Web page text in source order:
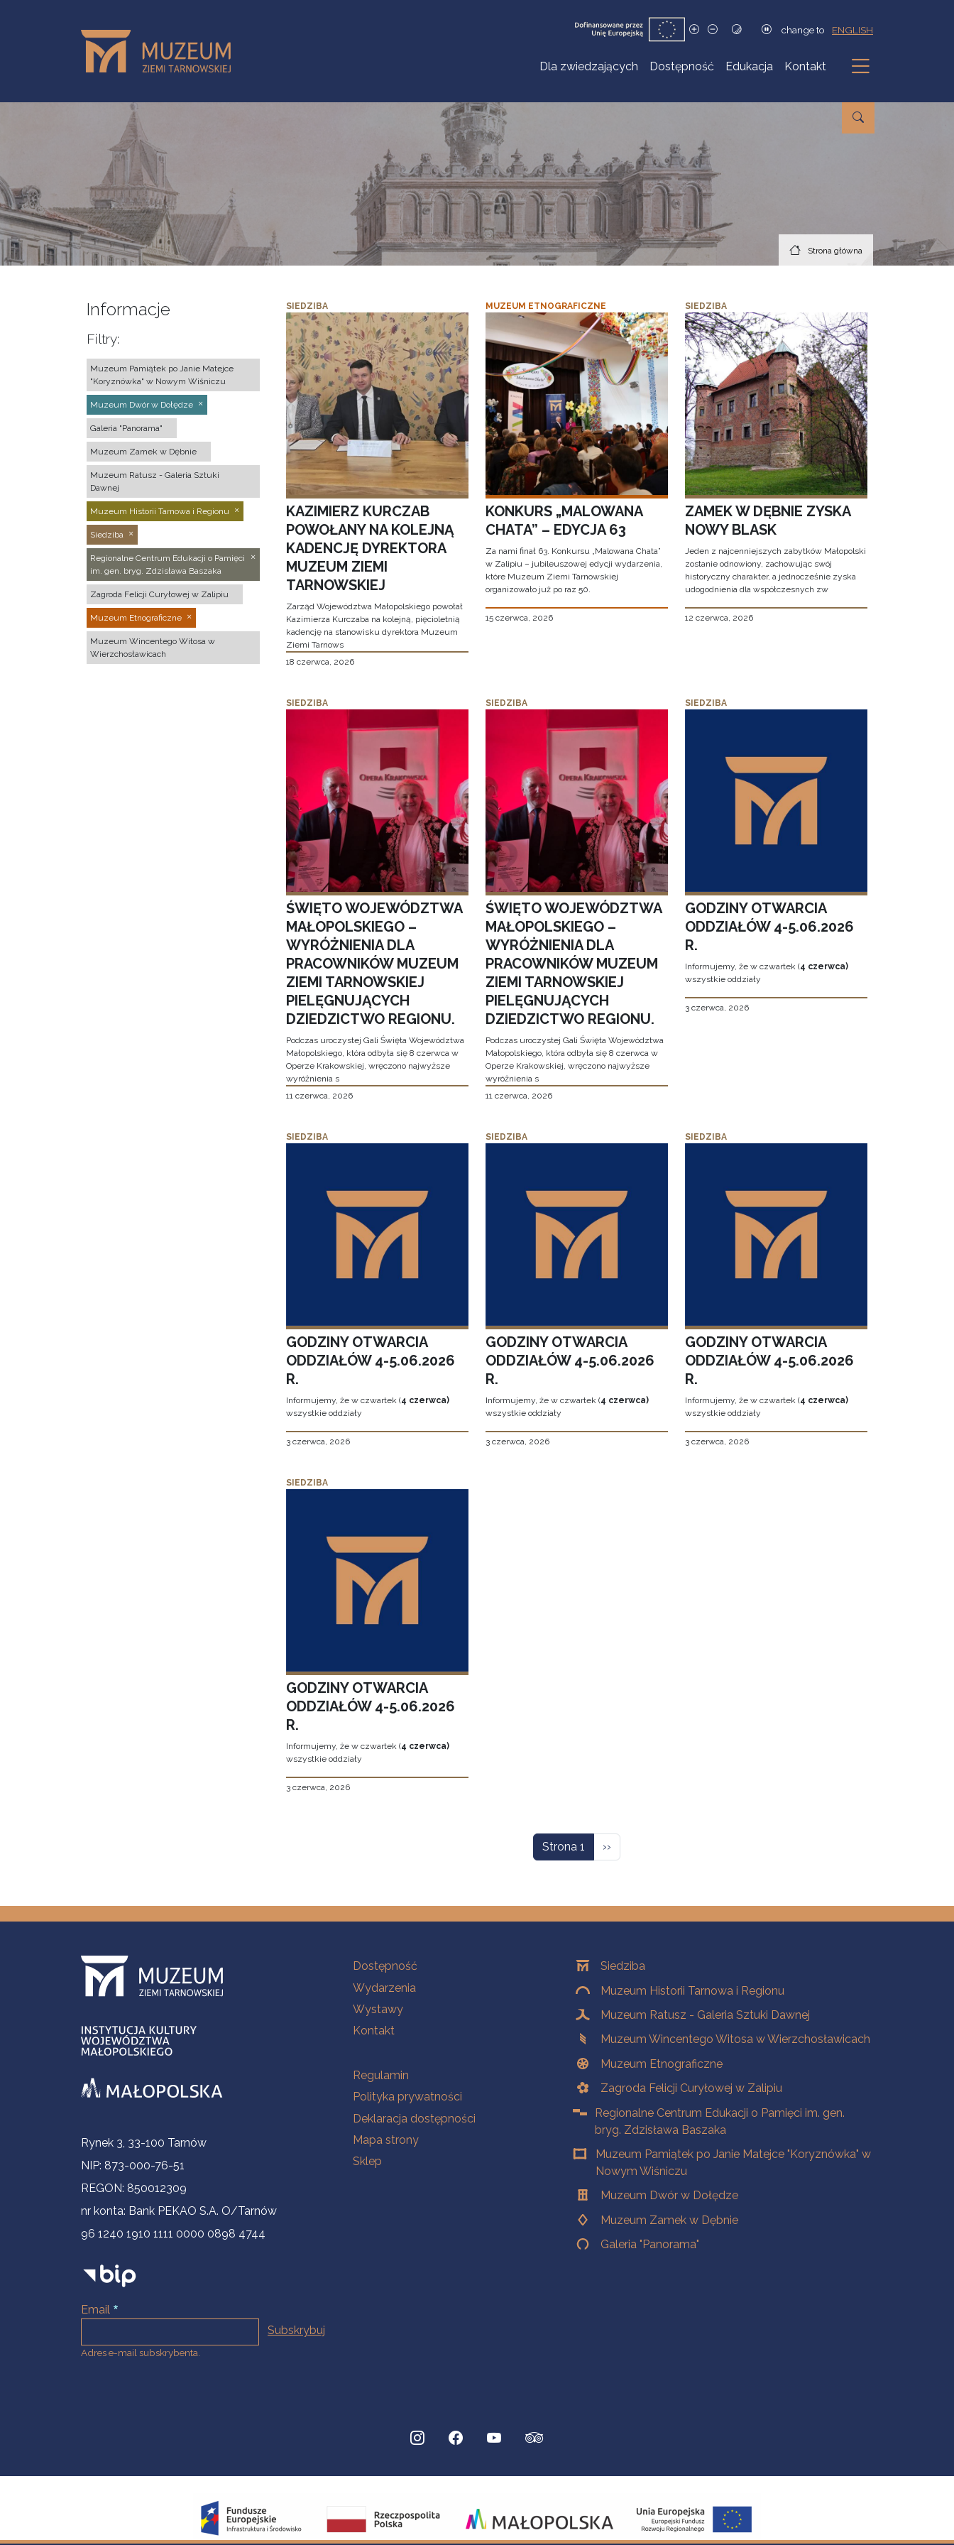
change to ENGLISH
Dla zwiedzających Dostępność Edukacja Kontakt
Podmenu
Strona główna
Informacje
Filtry:
Muzeum Pamiątek po Janie Matejce
"Koryznówka" w Nowym Wiśniczu
Muzeum Dwór w Dołędze
Galeria "Panorama"
Muzeum Zamek w Dębnie
Muzeum Ratusz - Galeria Sztuki
Dawnej
Muzeum Historii Tarnowa i Regionu
Siedziba
Regionalne Centrum Edukacji o Pamięci
im. gen. bryg. Zdzisława Baszaka
Zagroda Felicji Curyłowej w Zalipiu
Muzeum Etnograficzne
Muzeum Wincentego Witosa w
Wierzchosławicach
SIEDZIBA
KAZIMIERZ KURCZAB
POWOŁANY NA KOLEJNĄ
KADENCJĘ DYREKTORA
MUZEUM ZIEMI
TARNOWSKIEJ
Zarząd Województwa Małopolskiego powołał
Kazimierza Kurczaba na kolejną, pięcioletnią
kadencję na stanowisku dyrektora Muzeum
Ziemi Tarnows
18 czerwca, 2026
MUZEUM ETNOGRAFICZNE
KONKURS „MALOWANA
CHATA” – EDYCJA 63
Za nami finał 63. Konkursu „Malowana Chata”
w Zalipiu – jubileuszowej edycji wydarzenia,
które Muzeum Ziemi Tarnowskiej
organizowało już po raz 50.
15 czerwca, 2026
SIEDZIBA
ZAMEK W DĘBNIE ZYSKA
NOWY BLASK
Jeden z najcenniejszych zabytków Małopolski
zostanie odnowiony, zachowując swój
historyczny charakter, a jednocześnie zyska
udogodnienia dla współczesnych zw
12 czerwca, 2026
SIEDZIBA
ŚWIĘTO WOJEWÓDZTWA
MAŁOPOLSKIEGO –
WYRÓŻNIENIA DLA
PRACOWNIKÓW MUZEUM
ZIEMI TARNOWSKIEJ
PIELĘGNUJĄCYCH
DZIEDZICTWO REGIONU.
Podczas uroczystej Gali Święta Województwa
Małopolskiego, która odbyła się 8 czerwca w
Operze Krakowskiej, wręczono najwyższe
wyróżnienia s
11 czerwca, 2026
SIEDZIBA
ŚWIĘTO WOJEWÓDZTWA
MAŁOPOLSKIEGO –
WYRÓŻNIENIA DLA
PRACOWNIKÓW MUZEUM
ZIEMI TARNOWSKIEJ
PIELĘGNUJĄCYCH
DZIEDZICTWO REGIONU.
Podczas uroczystej Gali Święta Województwa
Małopolskiego, która odbyła się 8 czerwca w
Operze Krakowskiej, wręczono najwyższe
wyróżnienia s
11 czerwca, 2026
SIEDZIBA
GODZINY OTWARCIA
ODDZIAŁÓW 4-5.06.2026
R.
Informujemy, że w czwartek (4 czerwca)
wszystkie oddziały
3 czerwca, 2026
SIEDZIBA
GODZINY OTWARCIA
ODDZIAŁÓW 4-5.06.2026
R.
Informujemy, że w czwartek (4 czerwca)
wszystkie oddziały
3 czerwca, 2026
SIEDZIBA
GODZINY OTWARCIA
ODDZIAŁÓW 4-5.06.2026
R.
Informujemy, że w czwartek (4 czerwca)
wszystkie oddziały
3 czerwca, 2026
SIEDZIBA
GODZINY OTWARCIA
ODDZIAŁÓW 4-5.06.2026
R.
Informujemy, że w czwartek (4 czerwca)
wszystkie oddziały
3 czerwca, 2026
SIEDZIBA
GODZINY OTWARCIA
ODDZIAŁÓW 4-5.06.2026
R.
Informujemy, że w czwartek (4 czerwca)
wszystkie oddziały
3 czerwca, 2026
Strona 1 Następna strona
››
Informacje kontaktowe
Rynek 3, 33-100 Tarnów
NIP: 873-000-76-51
REGON: 850012309
nr konta: Bank PEKAO S.A. O/Tarnów
96 1240 1910 1111 0000 0898 4744
Email
Adres e-mail subskrybenta.
Na skróty
Dostępność
Wydarzenia
Wystawy
Kontakt
Na skróty
Regulamin
Polityka prywatności
Deklaracja dostępności
Mapa strony
Sklep
OddziałySiedziba
Muzeum Historii Tarnowa i Regionu
Muzeum Ratusz - Galeria Sztuki Dawnej
Muzeum Wincentego Witosa w Wierzchosławicach
Muzeum Etnograficzne
Zagroda Felicji Curyłowej w Zalipiu
Regionalne Centrum Edukacji o Pamięci im. gen.
bryg. Zdzisława Baszaka
Muzeum Pamiątek po Janie Matejce "Koryznówka" w
Nowym Wiśniczu
Muzeum Dwór w Dołędze
Muzeum Zamek w Dębnie
Galeria "Panorama"